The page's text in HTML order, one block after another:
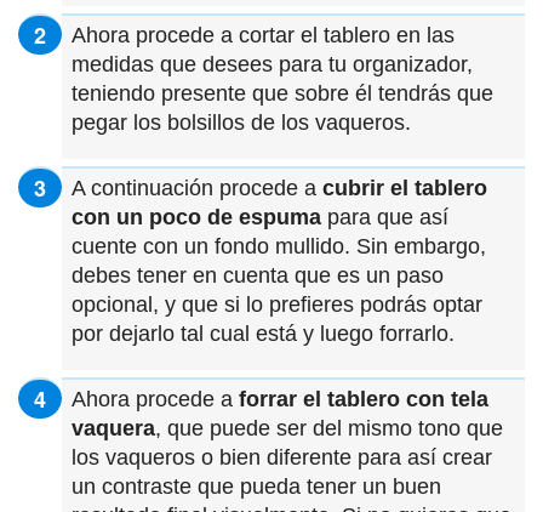
Ahora procede a cortar el tablero en las
medidas que desees para tu organizador,
teniendo presente que sobre él tendrás que
pegar los bolsillos de los vaqueros.
A continuación procede a cubrir el tablero
con un poco de espuma para que así
cuente con un fondo mullido. Sin embargo,
debes tener en cuenta que es un paso
opcional, y que si lo prefieres podrás optar
por dejarlo tal cual está y luego forrarlo.
Ahora procede a forrar el tablero con tela
vaquera, que puede ser del mismo tono que
los vaqueros o bien diferente para así crear
un contraste que pueda tener un buen